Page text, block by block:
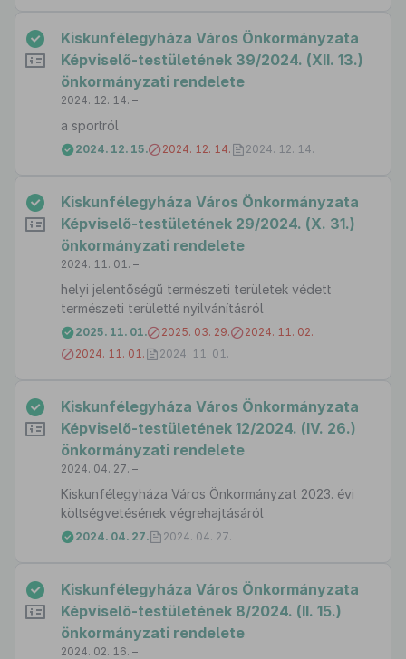
Kiskunfélegyháza Város Önkormányzata
Képviselő-testületének 39/2024. (XII. 13.)
önkormányzati rendelete
2024. 12. 14. –
a sportról
2024. 12. 15. 2024. 12. 14. 2024. 12. 14.
Kiskunfélegyháza Város Önkormányzata
Képviselő-testületének 29/2024. (X. 31.)
önkormányzati rendelete
2024. 11. 01. –
helyi jelentőségű természeti területek védett
természeti területté nyilvánításról
2025. 11. 01. 2025. 03. 29.
2024. 11. 02.
2024. 11. 01.
2024. 11. 01.
Kiskunfélegyháza Város Önkormányzata
Képviselő-testületének 12/2024. (IV. 26.)
önkormányzati rendelete
2024. 04. 27. –
Kiskunfélegyháza Város Önkormányzat 2023. évi
költségvetésének végrehajtásáról
2024. 04. 27. 2024. 04. 27.
Kiskunfélegyháza Város Önkormányzata
Képviselő-testületének 8/2024. (II. 15.)
önkormányzati rendelete
2024. 02. 16. –